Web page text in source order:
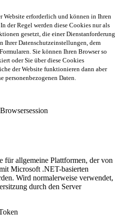
Website erforderlich und können in Ihren
der Regel werden diese Cookies nur als
gesetzt, die einer Dienstanforderung
Ihrer Datenschutzeinstellungen, dem
Sie können Ihren Browser so
oder Sie über diese Cookies
der Website funktionieren dann aber
personenbezogenen Daten.
für allgemeine Plattformen, der von
Microsoft .NET-basierten
Wird normalerweise verwendet,
durch den Server